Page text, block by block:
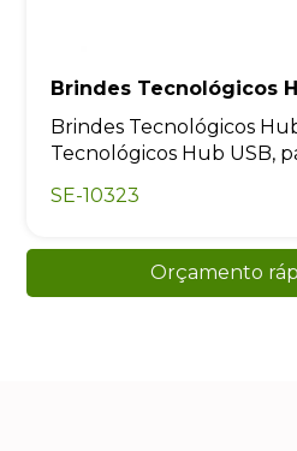
Brindes Tecnológicos
Brindes Tecnológicos
Tecnológicos Hub USB,
SE-10323
Orçamento